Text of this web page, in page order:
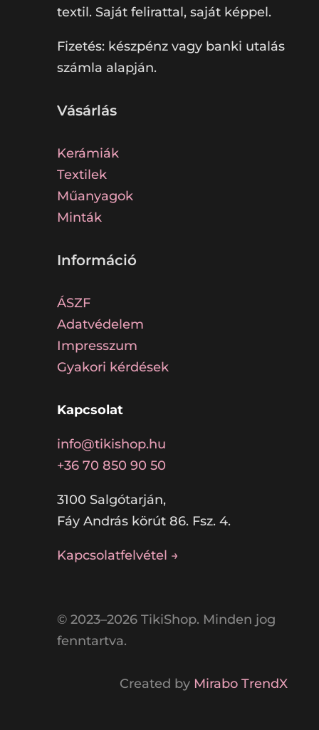
textil. Saját felirattal, saját képpel.
Fizetés: készpénz vagy banki utalás
számla alapján.
Vásárlás
Kerámiák
Textilek
Műanyagok
Minták
Információ
ÁSZF
Adatvédelem
Impresszum
Gyakori kérdések
Kapcsolat
info@tikishop.hu
+36 70 850 90 50
3100 Salgótarján,
Fáy András körút 86. Fsz. 4.
Kapcsolatfelvétel →
© 2023–2026 TikiShop. Minden jog
fenntartva.
Created by Mirabo TrendX